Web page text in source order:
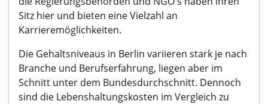
Sitz hier und bieten eine Vielzahl an
Karrieremöglichkeiten.
Die Gehaltsniveaus in Berlin variieren stark je nach
Branche und Berufserfahrung, liegen aber im
Schnitt unter dem Bundesdurchschnitt. Dennoch
sind die Lebenshaltungskosten im Vergleich zu